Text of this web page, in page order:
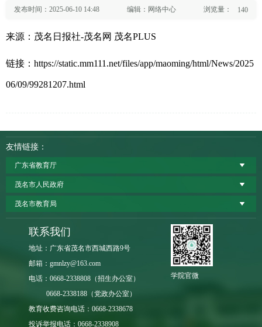
发布时间：2025-06-10 14:48 编辑：网络中心 浏览量： 140
来源：茂名日报社-茂名网 茂名PLUS
链接： https://static.mm111.net/files/app/maoming/html/News/2025
06/09/99281207.html
友情链接：
广东省教育厅
茂名市人民政府
茂名市教育局
联系我们
地址：广东省茂名市西城西路9号
邮箱：gmnlzy@163.com
电话：0668-2338808（招生办公室）
0668-2338188（党政办公室）
教育收费咨询电话：0668-2338678
投诉举报电话：0668-2338908
学院官微